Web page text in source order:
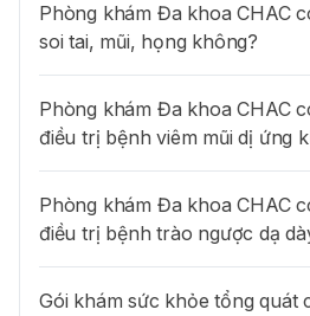
Phòng khám Đa khoa CHAC
soi tai, mũi, họng không?
Phòng khám Đa khoa CHAC
điều trị bệnh viêm mũi dị ứng
Phòng khám Đa khoa CHAC
điều trị bệnh trào ngược dạ
Gói khám sức khỏe tổng quát